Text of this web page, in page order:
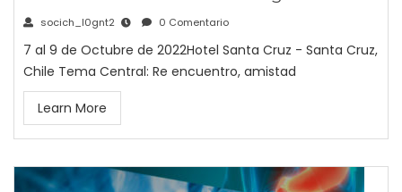
socich_l0gnt2 0 Comentario
7 al 9 de Octubre de 2022Hotel Santa Cruz - Santa Cruz,
Chile Tema Central: Re encuentro, amistad
Learn More